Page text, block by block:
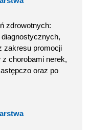
zdrowotnych:
zakresu promocji
z chorobami nerek,
oraz po